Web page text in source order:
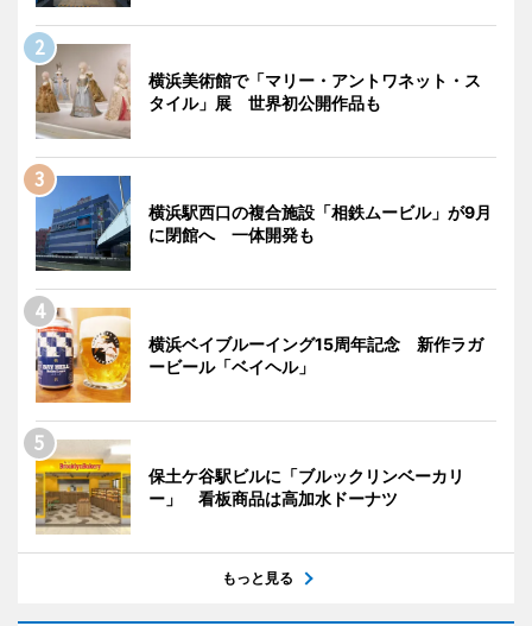
横浜美術館で「マリー・アントワネット・ス
タイル」展 世界初公開作品も
横浜駅西口の複合施設「相鉄ムービル」が9月
に閉館へ 一体開発も
横浜ベイブルーイング15周年記念 新作ラガ
ービール「ベイヘル」
保土ケ谷駅ビルに「ブルックリンベーカリ
ー」 看板商品は高加水ドーナツ
もっと見る